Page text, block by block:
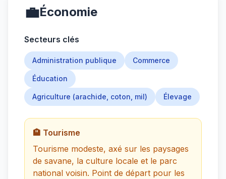
💼Économie
Secteurs clés
Administration publique Commerce
Éducation
Agriculture (arachide, coton, mil) Élevage
🏨 Tourisme
Tourisme modeste, axé sur les paysages
de savane, la culture locale et le parc
national voisin. Point de départ pour les